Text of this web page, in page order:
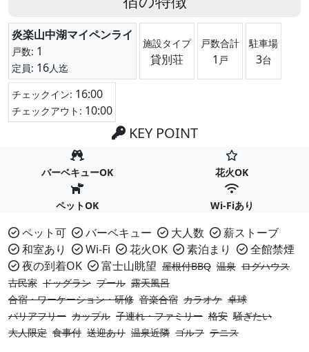
炎楽山中湖マイペンライ
戸数: 1
定員: 16人迄
施設タイプ
貸別荘
戸数合計
1 戸
駐車場
3台
チェックイン: 16:00
チェックアウト: 10:00
KEY POINT
バーベキューOK 花火OK
ペットOK Wi-Fiあり
ペット可 バーベキュー 大人数
薪ストーブ
和室あり
Wi-Fi 花火OK 素泊まり
全館禁煙
夜の到着OK
富士山眺望 屋根付BBQ 温泉 ログハウス
古民家 ドッグラン プール 露天風呂
合宿・ワーケーション・研修 音楽合宿 カラオケ 卓球
バリアフリー カップル 子連れ・ファミリー 格安 騒ぎたい
大人限定 食事付 送迎あり 温泉近隣 ゴルフ テニス